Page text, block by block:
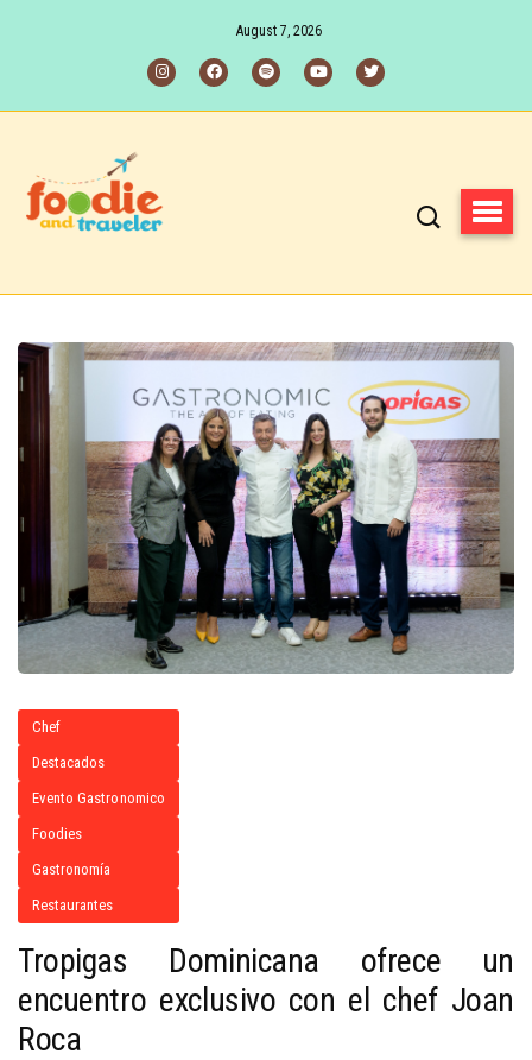
August 7, 2026
Chef
Destacados
Evento Gastronomico
Foodies
Gastronomía
Restaurantes
Tropigas Dominicana ofrece un
encuentro exclusivo con el chef Joan
Roca